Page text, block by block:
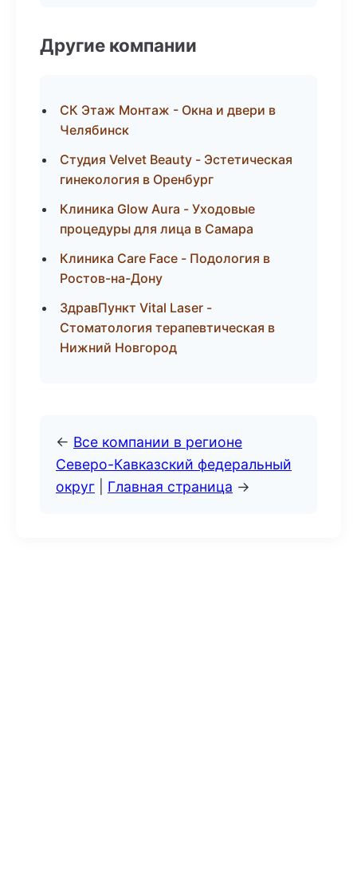
Другие компании
СК Этаж Монтаж - Окна и двери в
Челябинск
Студия Velvet Beauty - Эстетическая
гинекология в Оренбург
Клиника Glow Aura - Уходовые
процедуры для лица в Самара
Клиника Care Face - Подология в
Ростов-на-Дону
ЗдравПункт Vital Laser -
Стоматология терапевтическая в
Нижний Новгород
← Все компании в регионе
Северо-Кавказский федеральный
округ
Главная страница →